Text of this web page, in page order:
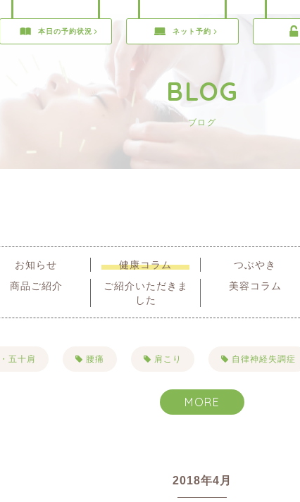
本日の予約状況 ネット予約
BLOG
ブログ
お知らせ 健康コラム つぶやき
商品ご紹介
ご紹介いただきま
した
美容コラム
五十肩 腰痛 肩こり 自律神経失調症
目まい・耳鳴り・難聴
むくみ
MORE
2018年4月